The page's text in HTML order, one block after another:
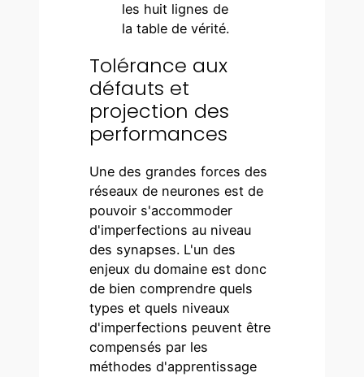
les huit lignes de
la table de vérité.
Tolérance aux
défauts et
projection des
performances
Une des grandes forces des
réseaux de neurones est de
pouvoir s'accommoder
d'imperfections au niveau
des synapses. L'un des
enjeux du domaine est donc
de bien comprendre quels
types et quels niveaux
d'imperfections peuvent être
compensés par les
méthodes d'apprentissage